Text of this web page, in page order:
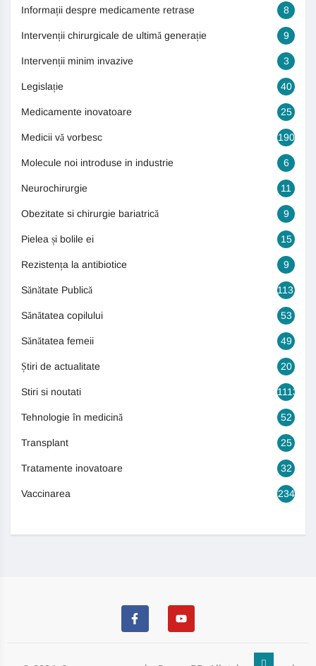
Informații despre medicamente retrase 8
Intervenții chirurgicale de ultimă generație 9
Intervenții minim invazive 3
Legislație 40
Medicamente inovatoare 25
Medicii vă vorbesc 190
Molecule noi introduse in industrie 6
Neurochirurgie 11
Obezitate si chirurgie bariatrică 9
Pielea și bolile ei 15
Rezistența la antibiotice 9
Sănătate Publică 1131
Sănătatea copilului 53
Sănătatea femeii 49
Știri de actualitate 20
Stiri si noutati 1113
Tehnologie în medicină 52
Transplant 25
Tratamente inovatoare 32
Vaccinarea 234